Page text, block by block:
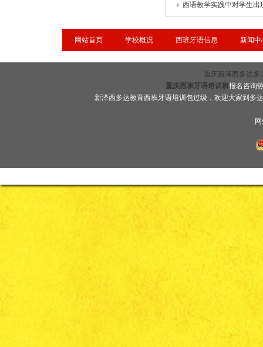
＋
网站首页 学校概况 西班牙语信息 新闻中
重庆新泽西多达多
重庆西班牙语培训班报名咨询
新泽西多达教育西班牙语培训包过级，欢迎大家到多